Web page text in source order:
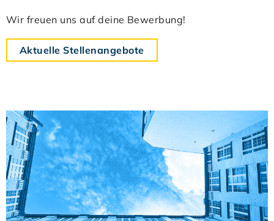
Wir freuen uns auf deine Bewerbung!
Aktuelle Stellenangebote